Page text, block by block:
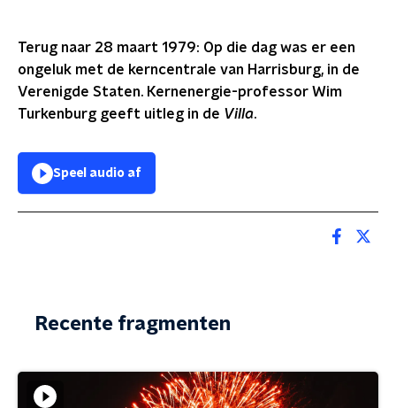
Terug naar 28 maart 1979: Op die dag was er een
ongeluk met de kerncentrale van Harrisburg, in de
Verenigde Staten. Kernenergie-professor Wim
Turkenburg geeft uitleg in de Villa.
Speel audio af
Recente fragmenten